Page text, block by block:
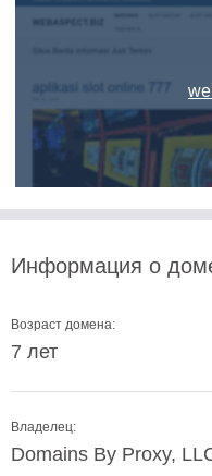
Информация о
Возраст домена:
7 лет
Владелец:
Domains By Proxy,